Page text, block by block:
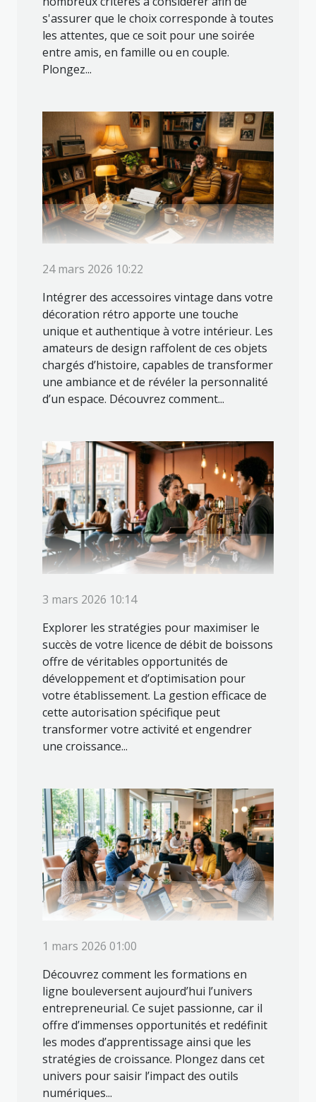
s'assurer que le choix corresponde à toutes
les attentes, que ce soit pour une soirée
entre amis, en famille ou en couple.
Plongez...
24 mars 2026 10:22
Intégrer des accessoires vintage dans votre
décoration rétro apporte une touche
unique et authentique à votre intérieur. Les
amateurs de design raffolent de ces objets
chargés d’histoire, capables de transformer
une ambiance et de révéler la personnalité
d’un espace. Découvrez comment...
3 mars 2026 10:14
Explorer les stratégies pour maximiser le
succès de votre licence de débit de boissons
offre de véritables opportunités de
développement et d’optimisation pour
votre établissement. La gestion efficace de
cette autorisation spécifique peut
transformer votre activité et engendrer
une croissance...
1 mars 2026 01:00
Découvrez comment les formations en
ligne bouleversent aujourd’hui l’univers
entrepreneurial. Ce sujet passionne, car il
offre d’immenses opportunités et redéfinit
les modes d’apprentissage ainsi que les
stratégies de croissance. Plongez dans cet
univers pour saisir l’impact des outils
numériques...